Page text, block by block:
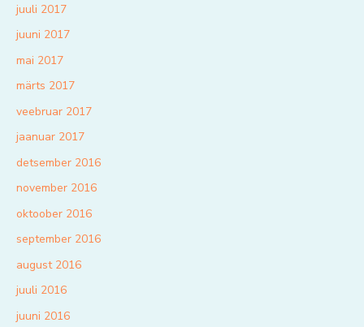
juuli 2017
juuni 2017
mai 2017
märts 2017
veebruar 2017
jaanuar 2017
detsember 2016
november 2016
oktoober 2016
september 2016
august 2016
juuli 2016
juuni 2016